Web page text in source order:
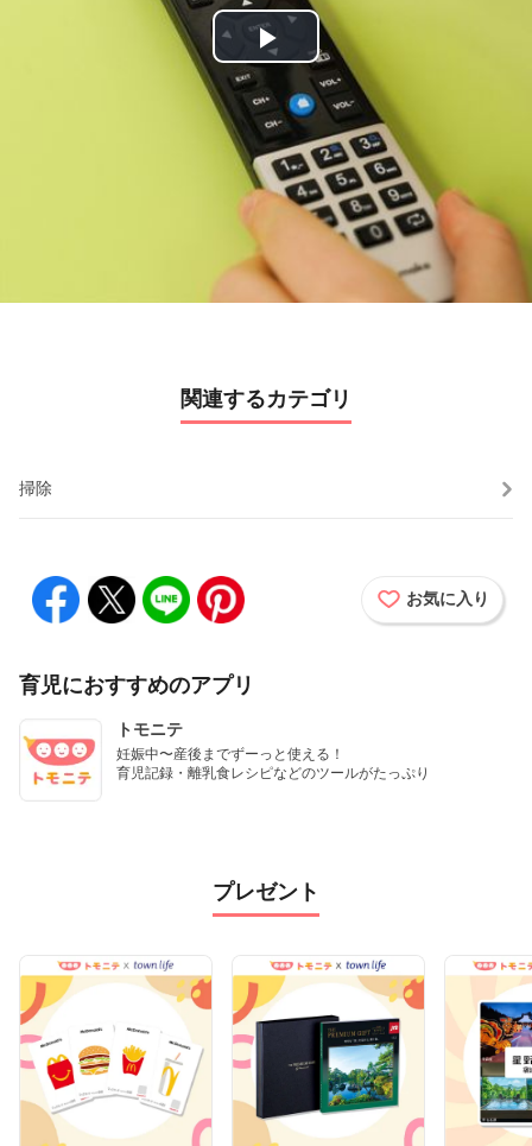
P
l
a
V
d
e
関連するカテゴリ
掃除
お気に入り
育児におすすめのアプリ
トモニテ
妊娠中〜産後までずーっと使える！
育児記録・離乳食レシピなどのツールがたっぷり
プレゼント